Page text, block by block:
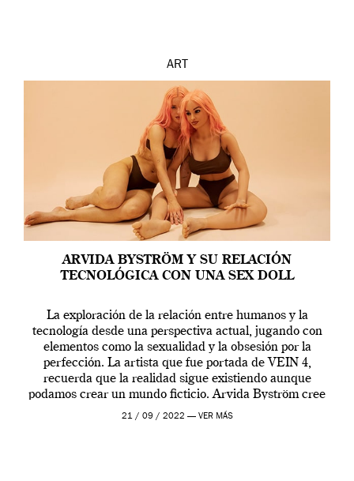
ART
ARVIDA BYSTRÖM Y SU RELACIÓN
TECNOLÓGICA CON UNA SEX DOLL
La exploración de la relación entre humanos y la
tecnología desde una perspectiva actual, jugando con
elementos como la sexualidad y la obsesión por la
perfección. La artista que fue portada de VEIN 4,
recuerda que la realidad sigue existiendo aunque
podamos crear un mundo ficticio. Arvida Byström cree
que los humanos tienen un complejo […]
21 / 09 / 2022 — VER MÁS